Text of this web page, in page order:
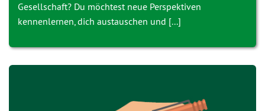
Gesellschaft? Du möchtest neue Perspektiven
kennenlernen, dich austauschen und [...]